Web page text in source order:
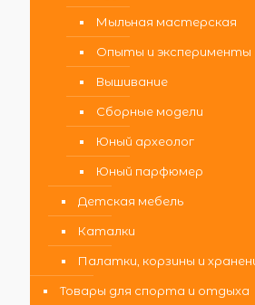
Мыльная мастерская
Опыты и эксперименты
Вышивание
Сборные модели
Юный археолог
Юный парфюмер
Детская мебель
Каталки
Палатки, корзины и
Товары для спорта и отдыха